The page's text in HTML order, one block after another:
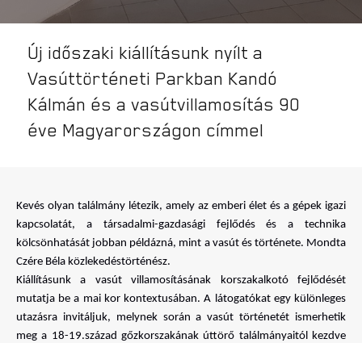
Új időszaki kiállításunk nyílt a
Vasúttörténeti Parkban Kandó
Kálmán és a vasútvillamosítás 90
éve Magyarországon címmel
Kevés olyan találmány létezik, amely az emberi élet és a gépek igazi
kapcsolatát, a társadalmi-gazdasági fejlődés és a technika
kölcsönhatását jobban példázná, mint a vasút és története. Mondta
Czére Béla közlekedéstörténész.
Kiállításunk a vasút villamosításának korszakalkotó fejlődését
mutatja be a mai kor kontextusában. A látogatókat egy különleges
utazásra invitáljuk, melynek során a vasút történetét ismerhetik
meg a 18-19.század gőzkorszakának úttörő találmányaitól kezdve